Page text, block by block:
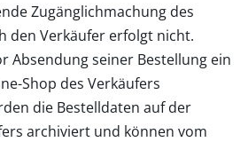
Zugänglichmachung des
den Verkäufer erfolgt nicht.
Absendung seiner Bestellung ein
Shop des Verkäufers
die Bestelldaten auf der
archiviert und können vom